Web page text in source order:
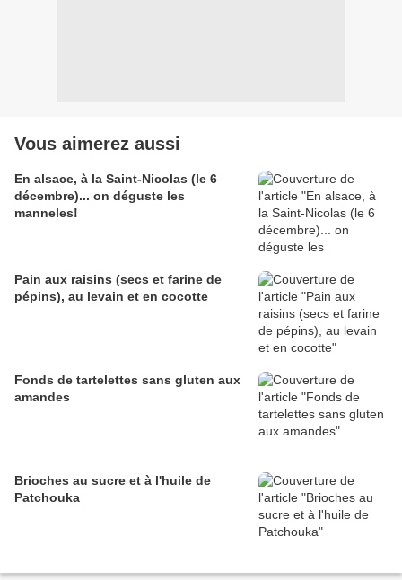
Vous aimerez aussi
En alsace, à la Saint-Nicolas (le 6
décembre)... on déguste les
manneles!
Pain aux raisins (secs et farine de
pépins), au levain et en cocotte
Fonds de tartelettes sans gluten aux
amandes
Brioches au sucre et à l'huile de
Patchouka